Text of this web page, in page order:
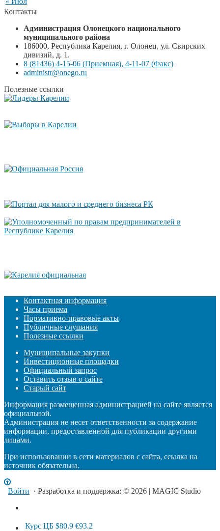
Контакты
Администрация Олонецкого национального
муниципального района
186000, Республика Карелия, г. Олонец, ул. Свирских
дивизий, д. 1.
8 (81436) 4-15-06 (Приемная), 4-11-07 (Факс)
administr@onego.ru
Полезные ссылки
Контактная информация
Часы приема
Нормативно-правовые акты
Публичные слушания
Полезные ссылки
Муниципальные закупки
Инвестиционные площадки
Официальный запрос
Оставить отзыв о сайте
Старый сайт
Информация размещенная администрацией на сайте является
официальной.
Администрация не несет ответственности за содержание
информации, предоставленной для публикации другими
лицами.
При использовании в сети материалов с сайта, ссылка на
источник обязательна.
Войти · Разработка и поддержка: © 2026 | MAGIC Studio
Курс ЦБ $80.9 €93.2